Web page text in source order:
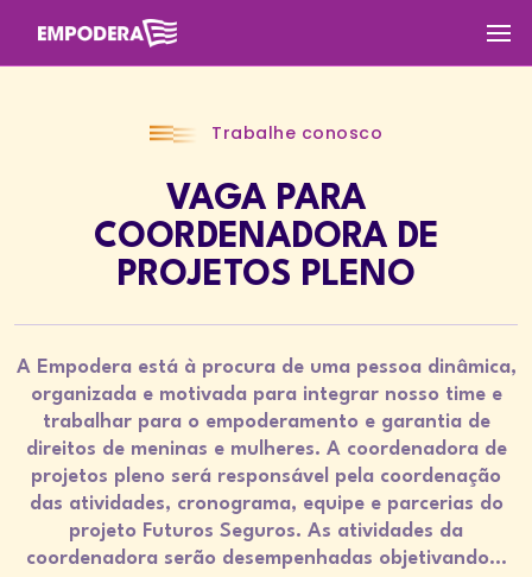
Trabalhe conosco
VAGA PARA
COORDENADORA DE
PROJETOS PLENO
A Empodera está à procura de uma pessoa dinâmica,
organizada e motivada para integrar nosso time e
trabalhar para o empoderamento e garantia de
direitos de meninas e mulheres. A coordenadora de
projetos pleno será responsável pela coordenação
das atividades, cronograma, equipe e parcerias do
projeto Futuros Seguros. As atividades da
coordenadora serão desempenhadas objetivando…